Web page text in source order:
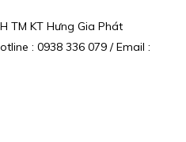
TM KT Hưng Gia Phát
: 0938 336 079 / Email :